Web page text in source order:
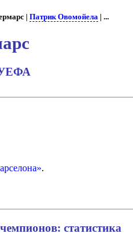
| Патрик Овомойела | ...
УЕФА
.
статистика